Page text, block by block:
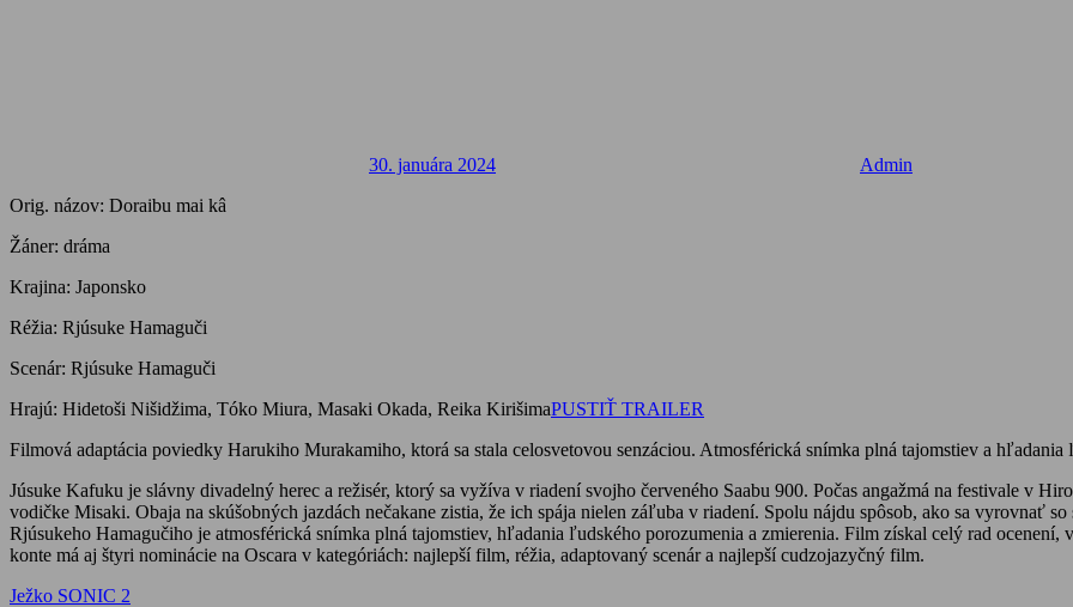
30. januára 2024 Admin
Orig. názov: Doraibu mai kâ
Žáner: dráma
Krajina: Japonsko
Réžia: Rjúsuke Hamaguči
Scenár: Rjúsuke Hamaguči
Hrajú: Hidetoši Nišidžima, Tóko Miura, Masaki Okada, Reika KirišimaPUSTIŤ TRAILER
Filmová adaptácia poviedky Harukiho Murakamiho, ktorá sa stala celosvetovou senzáciou. Atmosférická snímka plná tajomstiev a hľadania
Júsuke Kafuku je slávny divadelný herec a režisér, ktorý sa vyžíva v riadení svojho červeného Saabu 900. Počas angažmá na festivale v
vodičke Misaki. Obaja na skúšobných jazdách nečakane zistia, že ich spája nielen záľuba v riadení. Spolu nájdu spôsob, ako sa vyrovnať
Rjúsukeho Hamagučiho je atmosférická snímka plná tajomstiev, hľadania ľudského porozumenia a zmierenia. Film získal celý rad
konte má aj štyri nominácie na Oscara v kategóriách: najlepší film, réžia, adaptovaný scenár a najlepší cudzojazyčný film.
Navigácia
Previous
Ježko SONIC 2